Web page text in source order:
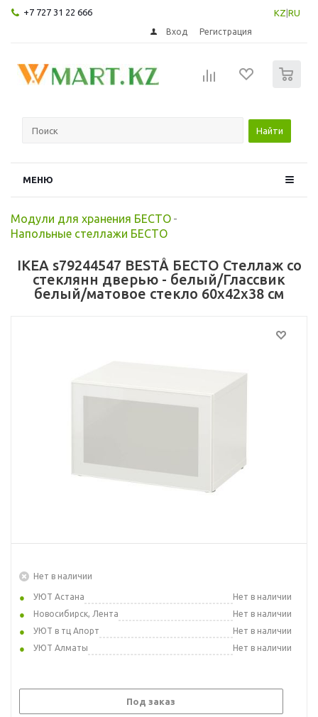
+7 727 31 22 666 KZ RU
Вход Регистрация
Найти
МЕНЮ
Модули для хранения БЕСТО -
Напольные стеллажи БЕСТО
IKEA s79244547 BESTÅ БЕСТО Стеллаж со
стеклянн дверью - белый/Глассвик
белый/матовое стекло 60x42x38 см
Нет в наличии
УЮТ Астана
Нет в наличии
Новосибирск, Лента
Нет в наличии
УЮТ в тц Апорт
Нет в наличии
УЮТ Алматы
Нет в наличии
Под заказ